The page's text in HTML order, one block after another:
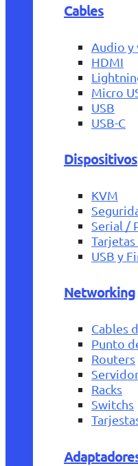
Cables
Audio y
HDMI
Micro
USB
USB-C
Dispositivos
KVM
Serial /
Tarjetas
USB y
Networking
Cables
Punto
Routers
Racks
Switchs